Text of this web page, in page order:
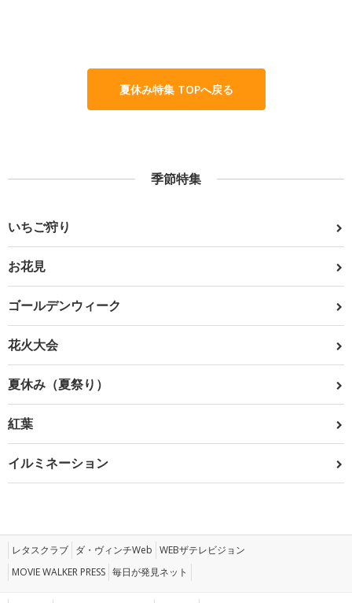
夏休み特集 TOPへ戻る
季節特集
いちご狩り
お花見
ゴールデンウィーク
花火大会
夏休み（夏祭り）
紅葉
イルミネーション
レタスクラブ ダ・ヴィンチWeb WEBザテレビジョン
MOVIE WALKER PRESS 毎日が発見ネット